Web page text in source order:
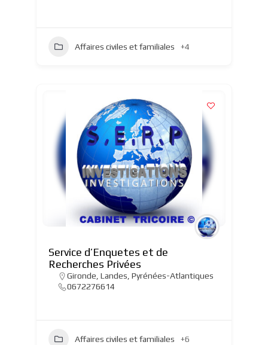
Affaires civiles et familiales +4
Service d’Enquetes et de
Recherches Privées
Gironde Landes Pyrénées-Atlantiques
0672276614
Affaires civiles et familiales +6